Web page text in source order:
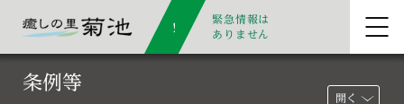
緊急情報は
ありません
条例等
開く